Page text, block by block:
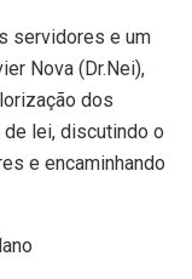
servidores e um
Nova (Dr.Nei),
dos
lei, discutindo o
e encaminhando